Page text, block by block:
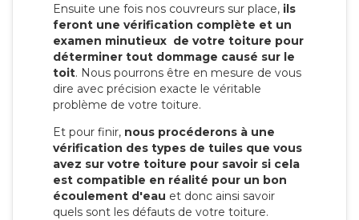
Ensuite une fois nos couvreurs sur place, ils
feront une vérification complète et un
examen minutieux de votre toiture pour
déterminer tout dommage causé sur le
toit. Nous pourrons être en mesure de vous
dire avec précision exacte le véritable
problème de votre toiture.
Et pour finir, nous procéderons à une
vérification des types de tuiles que vous
avez sur votre toiture pour savoir si cela
est compatible en réalité pour un bon
écoulement d'eau et donc ainsi savoir
quels sont les défauts de votre toiture.